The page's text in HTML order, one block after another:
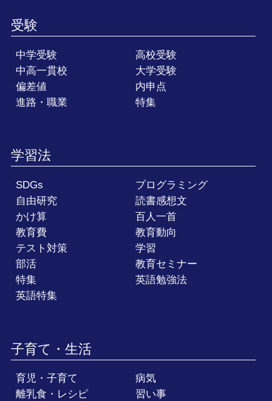
受験
中学受験
高校受験
中高一貫校
大学受験
偏差値
内申点
進路・職業
特集
学習法
SDGs
プログラミング
自由研究
読書感想文
かけ算
百人一首
教育費
教育動向
テスト対策
学習
部活
教育セミナー
特集
英語勉強法
英語特集
子育て・生活
育児・子育て
病気
離乳食・レシピ
習い事